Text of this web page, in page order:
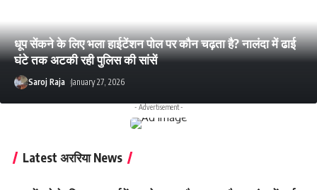
धूप सेंकने के लिए भला हाईटेंशन पोल पर कौन चढ़ता है? नालंदा में ढाई
घंटे तक अटकी रही पुलिस की सांसें
Saroj Raja January 27, 2026
- Advertisement -
Latest अररिया News